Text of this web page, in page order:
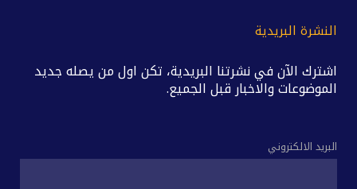
النشرة البريدية
اشترك الآن في نشرتنا البريدية، تكن اول من يصله جديد
الموضوعات والاخبار قبل الجميع.
البريد الالكتروني